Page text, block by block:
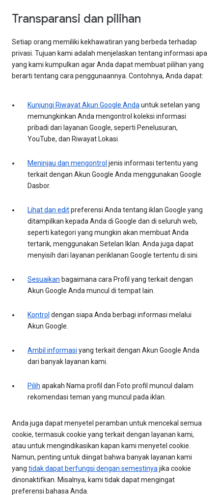
Transparansi dan pilihan
Setiap orang memiliki kekhawatiran yang berbeda terhadap
privasi. Tujuan kami adalah menjelaskan tentang informasi apa
yang kami kumpulkan agar Anda dapat membuat pilihan yang
berarti tentang cara penggunaannya. Contohnya, Anda dapat:
Kunjungi Riwayat Akun Google Andauntuk setelan yang
memungkinkan Anda mengontrol koleksi informasi
pribadi dari layanan Google, seperti Penelusuran,
YouTube, dan Riwayat Lokasi.
Meninjau dan mengontrol jenis informasi tertentu yang
terkait dengan Akun Google Anda menggunakan Google
Dasbor.
Lihat dan editpreferensi Anda tentang iklan Google yang
ditampilkan kepada Anda di Google dan di seluruh web,
seperti kategori yang mungkin akan membuat Anda
tertarik, menggunakan Setelan Iklan. Anda juga dapat
menyisih dari layanan periklanan Google tertentu di sini.
Sesuaikan bagaimana cara Profil yang terkait dengan
Akun Google Anda muncul di tempat lain.
Kontrol dengan siapa Anda berbagi informasi melalui
Akun Google.
Ambil informasi yang terkait dengan Akun Google Anda
dari banyak layanan kami.
Pilih apakah Nama profil dan Foto profil muncul dalam
rekomendasi teman yang muncul pada iklan.
Anda juga dapat menyetel peramban untuk mencekal semua
cookie, termasuk cookie yang terkait dengan layanan kami,
atau untuk mengindikasikan kapan kami menyetel cookie.
Namun, penting untuk diingat bahwa banyak layanan kami
yang tidak dapat berfungsi dengan semestinyajika cookie
dinonaktifkan. Misalnya, kami tidak dapat mengingat
preferensi bahasa Anda.